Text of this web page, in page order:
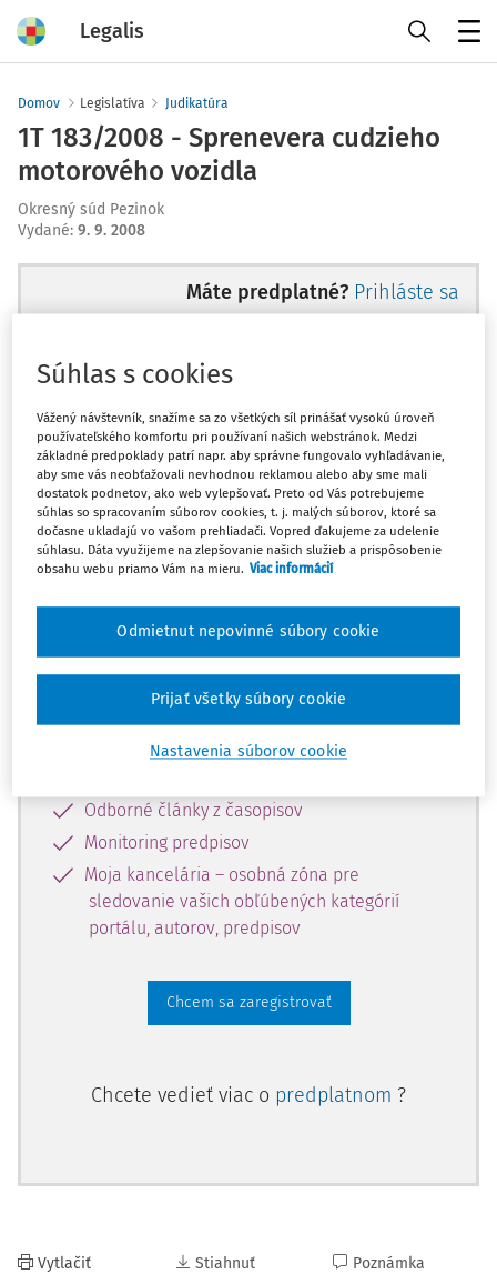
Legalis
Domov Legislatíva Judikatúra
1T 183/2008 - Sprenevera cudzieho
motorového vozidla
Okresný súd Pezinok
Vydané: 9. 9. 2008
Máte predplatné? Prihláste sa
Ups, zatiaľ ste si prečítali len
začiatok...
Celý odborný obsah z tejto oblasti je
dostupný predplatiteľom portálu.
Odomknite si prístup k odbornému
obsahu a získajte prístup na 10 dní
zdarma, stačí sa len zaregistrovať.
Vďaka registrácii získate prístup aj k
vybranému obsahu:
Odborné články z časopisov
Monitoring predpisov
Moja kancelária – osobná zóna pre
sledovanie vašich obľúbených kategórií
portálu, autorov, predpisov
Chcem sa zaregistrovať
Chcete vedieť viac o predplatnom ?
Vytlačiť Stiahnuť Poznámka
Súhlas s cookies
Vážený návštevník, snažíme sa zo všetkých síl prinášať vysokú úroveň
používateľského komfortu pri používaní našich webstránok. Medzi
základné predpoklady patrí napr. aby správne fungovalo vyhľadávanie,
aby sme vás neobťažovali nevhodnou reklamou alebo aby sme mali
dostatok podnetov, ako web vylepšovať. Preto od Vás potrebujeme
súhlas so spracovaním súborov cookies, t. j. malých súborov, ktoré sa
dočasne ukladajú vo vašom prehliadači. Vopred ďakujeme za udelenie
súhlasu. Dáta využijeme na zlepšovanie našich služieb a prispôsobenie
obsahu webu priamo Vám na mieru. Viac informácií
Nastavenia súborov cookie
Odmietnut nepovinné súbory cookie
Prijať všetky súbory cookie